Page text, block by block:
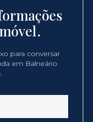
para conversar
em Balneário